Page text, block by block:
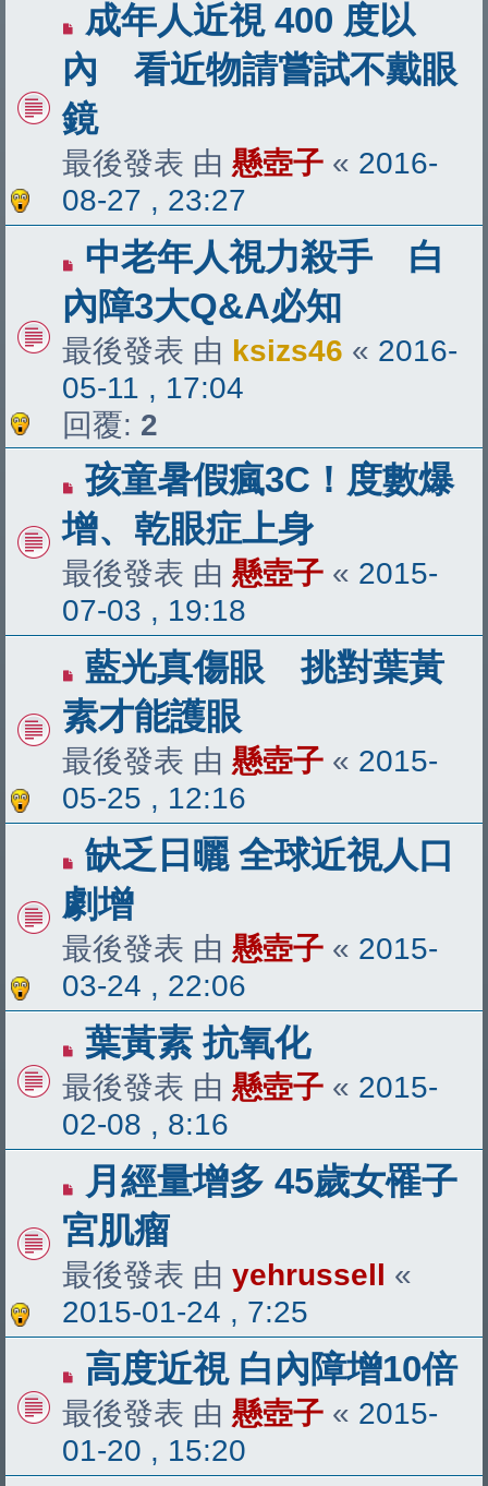
成年人近視 400 度以
內 看近物請嘗試不戴眼
鏡
最後發表 由 懸壺子 « 2016-
08-27 , 23:27
中老年人視力殺手 白
內障3大Q&A必知
最後發表 由 ksizs46 « 2016-
05-11 , 17:04
回覆: 2
孩童暑假瘋3C！度數爆
增、乾眼症上身
最後發表 由 懸壺子 « 2015-
07-03 , 19:18
藍光真傷眼 挑對葉黃
素才能護眼
最後發表 由 懸壺子 « 2015-
05-25 , 12:16
缺乏日曬 全球近視人口
劇增
最後發表 由 懸壺子 « 2015-
03-24 , 22:06
葉黃素 抗氧化
最後發表 由 懸壺子 « 2015-
02-08 , 8:16
月經量增多 45歲女罹子
宮肌瘤
最後發表 由 yehrussell «
2015-01-24 , 7:25
高度近視 白內障增10倍
最後發表 由 懸壺子 « 2015-
01-20 , 15:20